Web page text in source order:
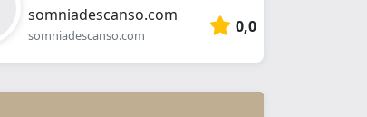
somniadescanso.com
somniadescanso.com 0,0